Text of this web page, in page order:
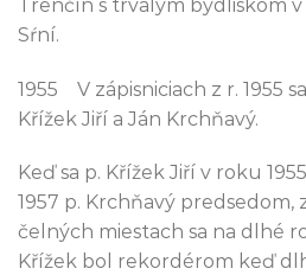
Trenčín s trvalým bydliskom
Sŕní.
1955 V zápisniciach z r. 1955
Křížek Jiří a Ján Krchňavý.
Keď sa p. Křížek Jiří v roku
1957 p. Krchňavý predsedom,
čelných miestach sa na dlhé
Křížek bol rekordérom keď